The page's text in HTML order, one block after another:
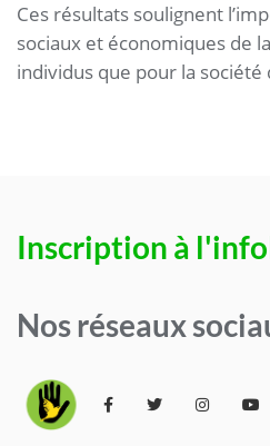
Ces résultats soulignent
sociaux et économiques de
individus que pour la société
Inscription à
Nos réseaux